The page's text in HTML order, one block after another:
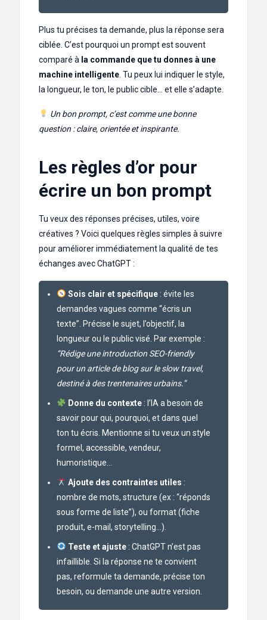
Plus tu précises ta demande, plus la réponse sera
ciblée. C’est pourquoi un prompt est souvent
comparé à la commande que tu donnes à une
machine intelligente . Tu peux lui indiquer le style,
la longueur, le ton, le public cible… et elle s’adapte.
Un bon prompt, c’est comme une bonne
question : claire, orientée et inspirante.
Les règles d’or pour
écrire un bon prompt
Tu veux des réponses précises, utiles, voire
créatives ? Voici quelques règles simples à suivre
pour améliorer immédiatement la qualité de tes
échanges avec ChatGPT :
Sois clair et spécifique: évite les
demandes vagues comme “écris un
texte”. Précise le sujet, l’objectif, la
longueur ou le public visé. Par exemple :
“Rédige une introduction SEO-friendly
pour un article de blog sur le slow travel,
destiné à des trentenaires urbains.”
Donne du contexte: l’IA a besoin de
savoir pour qui, pourquoi, et dans quel
ton tu écris. Mentionne si tu veux un style
formel, accessible, vendeur,
humoristique…
Ajoute des contraintes utiles :
nombre de mots, structure (ex : “réponds
sous forme de liste”), ou format (fiche
produit, e-mail, storytelling…).
Teste et ajuste: ChatGPT n’est pas
infaillible. Si la réponse ne te convient
pas, reformule ta demande, précise ton
besoin, ou demande une autre version.